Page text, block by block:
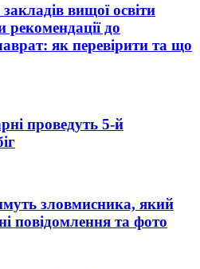
вищої освіти
до
як перевірити та що
проведуть 5-й
зловмисника, який
повідомлення та фото